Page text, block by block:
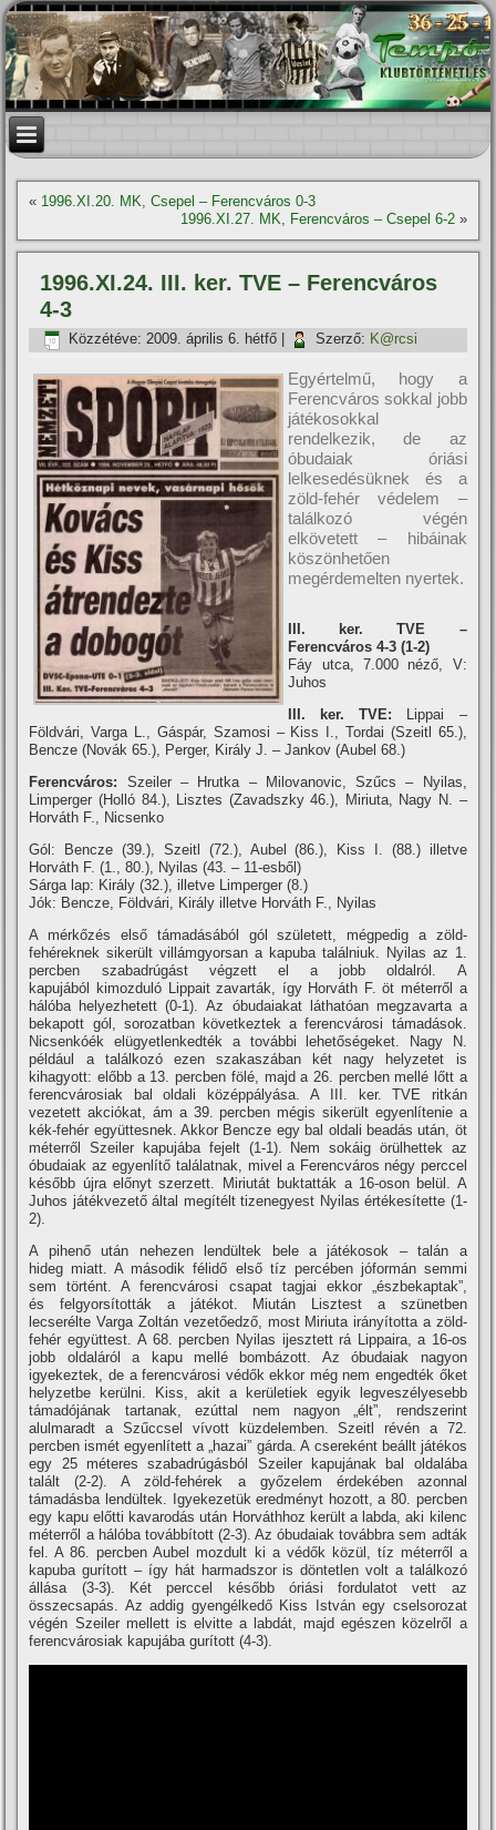
« 1996.XI.20. MK, Csepel – Ferencváros 0-3
1996.XI.27. MK, Ferencváros – Csepel 6-2»
1996.XI.24. III. ker. TVE – Ferencváros
4-3
Közzétéve: 2009. április 6. hétfő Szerző: K@rcsi
Egyértelmű, hogy a
Ferencváros sokkal jobb
játékosokkal
rendelkezik, de az
óbudaiak óriási
lelkesedésüknek és a
zöld-fehér védelem –
találkozó végén
elkövetett – hibáinak
köszönhetően
megérdemelten nyertek.
III. ker. TVE –
Ferencváros 4-3 (1-2)
Fáy utca, 7.000 néző, V:
Juhos
III. ker. TVE: Lippai –
Földvári, Varga L., Gáspár, Szamosi – Kiss I., Tordai (Szeitl 65.),
Bencze (Novák 65.), Perger, Király J. – Jankov (Aubel 68.)
Ferencváros: Szeiler – Hrutka – Milovanovic, Szűcs – Nyilas,
Limperger (Holló 84.), Lisztes (Zavadszky 46.), Miriuta, Nagy N. –
Horváth F., Nicsenko
Gól: Bencze (39.), Szeitl (72.), Aubel (86.), Kiss I. (88.) illetve
Horváth F. (1., 80.), Nyilas (43. – 11-esből)
Sárga lap: Király (32.), illetve Limperger (8.)
Jók: Bencze, Földvári, Király illetve Horváth F., Nyilas
A mérkőzés első támadásából gól született, mégpedig a zöld-
fehéreknek sikerült villámgyorsan a kapuba találniuk. Nyilas az 1.
percben szabadrúgást végzett el a jobb oldalról. A
kapujából kimozduló Lippait zavarták, í­gy Horváth F. öt méterről a
hálóba helyezhetett (0-1). Az óbudaiakat láthatóan megzavarta a
bekapott gól, sorozatban következtek a ferencvárosi támadások.
Nicsenkóék elügyetlenkedték a további lehetőségeket. Nagy N.
például a találkozó ezen szakaszában két nagy helyzetet is
kihagyott: előbb a 13. percben fölé, majd a 26. percben mellé lőtt a
ferencvárosiak bal oldali középpályása. A III. ker. TVE ritkán
vezetett akciókat, ám a 39. percben mégis sikerült egyenlí­tenie a
kék-fehér együttesnek. Akkor Bencze egy bal oldali beadás után, öt
méterről Szeiler kapujába fejelt (1-1). Nem sokáig örülhettek az
óbudaiak az egyenlí­tő találatnak, mivel a Ferencváros négy perccel
később újra előnyt szerzett. Miriutát buktatták a 16-oson belül. A
Juhos játékvezető által megí­télt tizenegyest Nyilas értékesí­tette (1-
2).
A pihenő után nehezen lendültek bele a játékosok – talán a
hideg miatt. A második félidő első tí­z percében jóformán semmi
sem történt. A ferencvárosi csapat tagjai ekkor „észbekaptak”,
és felgyorsí­tották a játékot. Miután Lisztest a szünetben
lecserélte Varga Zoltán vezetőedző, most Miriuta irányí­totta a zöld-
fehér együttest. A 68. percben Nyilas ijesztett rá Lippaira, a 16-os
jobb oldaláról a kapu mellé bombázott. Az óbudaiak nagyon
igyekeztek, de a ferencvárosi védők ekkor még nem engedték őket
helyzetbe kerülni. Kiss, akit a kerületiek egyik legveszélyesebb
támadójának tartanak, ezúttal nem nagyon „élt”, rendszerint
alulmaradt a Szűccsel ví­vott küzdelemben. Szeitl révén a 72.
percben ismét egyenlí­tett a „hazai” gárda. A csereként beállt játékos
egy 25 méteres szabadrúgásból Szeiler kapujának bal oldalába
talált (2-2). A zöld-fehérek a győzelem érdekében azonnal
támadásba lendültek. Igyekezetük eredményt hozott, a 80. percben
egy kapu előtti kavarodás után Horváthhoz került a labda, aki kilenc
méterről a hálóba továbbí­tott (2-3). Az óbudaiak továbbra sem adták
fel. A 86. percben Aubel mozdult ki a védők közül, tí­z méterről a
kapuba gurí­tott – í­gy hát harmadszor is döntetlen volt a találkozó
állása (3-3). Két perccel később óriási fordulatot vett az
összecsapás. Az addig gyengélkedő Kiss István egy cselsorozat
végén Szeiler mellett is elvitte a labdát, majd egészen közelről a
ferencvárosiak kapujába gurí­tott (4-3).